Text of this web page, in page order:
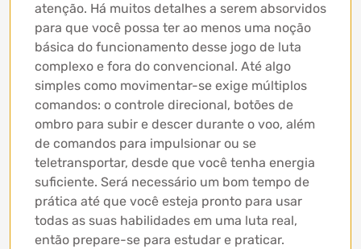
atenção. Há muitos detalhes a serem absorvidos
para que você possa ter ao menos uma noção
básica do funcionamento desse jogo de luta
complexo e fora do convencional. Até algo
simples como movimentar-se exige múltiplos
comandos: o controle direcional, botões de
ombro para subir e descer durante o voo, além
de comandos para impulsionar ou se
teletransportar, desde que você tenha energia
suficiente. Será necessário um bom tempo de
prática até que você esteja pronto para usar
todas as suas habilidades em uma luta real,
então prepare-se para estudar e praticar.